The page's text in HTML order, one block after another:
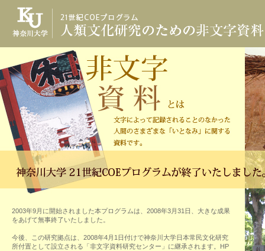
2003年9月に開始されました本プログラムは、2008年3月31日、大きな成果
をあげて無事終了いたしました。
今後、この研究拠点は、2008年4月1日付けで神奈川大学日本常民文化研究
所付置として設立される「非文字資料研究センター」に継承されます。HP